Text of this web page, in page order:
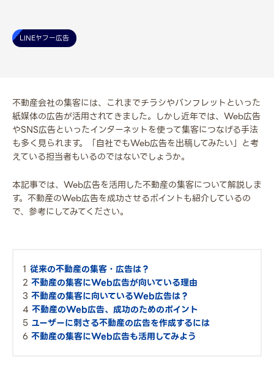
LINEヤフー広告
不動産会社の集客には、これまでチラシやパンフレットといった
紙媒体の広告が活用されてきました。しかし近年では、Web広告
やSNS広告といったインターネットを使って集客につなげる手法
も多く見られます。「自社でもWeb広告を出稿してみたい」と考
えている担当者もいるのではないでしょうか。
本記事では、Web広告を活用した不動産の集客について解説しま
す。不動産のWeb広告を成功させるポイントも紹介しているの
で、参考にしてみてください。
従来の不動産の集客・広告は？
不動産の集客にWeb広告が向いている理由
不動産の集客に向いているWeb広告は？
不動産のWeb広告、成功のためのポイント
ユーザーに刺さる不動産の広告を作成するには
不動産の集客にWeb広告も活用してみよう